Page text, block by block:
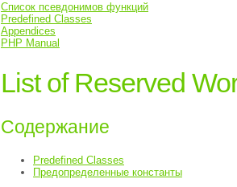
Список псевдонимов функций
Predefined Classes
Appendices
PHP Manual
List of Reserved
Содержание
Predefined Classes
Предопределенные константы